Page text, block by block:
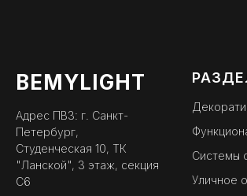
BEMYLIGHT
Адрес ПВЗ: г. Санкт-
Петербург,
Студенческая 10, ТК
"Ланской", 3 этаж, секция
С6
Системы
Уличное